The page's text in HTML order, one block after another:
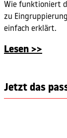
Wie funktioniert
zu
einfach erklärt.
Lesen >>
Jetzt das